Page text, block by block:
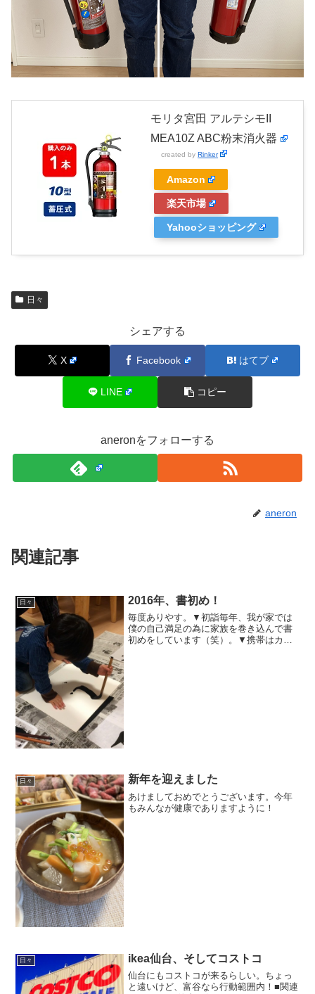
モリタ宮田 アルテシモII
MEA10Z ABC粉末消火器
created by Rinker
Amazon
楽天市場
Yahooショッピング
日々
シェアする
X Facebook はてブ
LINE コピー
aneronをフォローする
aneron
関連記事
日々 2016年、書初め！
毎度ありやす。▼初詣毎年、我が家では
僕の自己満足の為に家族を巻き込んで書
初めをしています（笑）。▼携帯はカン
日々 新年を迎えました
あけましておめでとうございます。今年
もみんなが健康でありますように！
日々 ikea仙台、そしてコストコ
仙台にもコストコが来るらしい。ちょっ
と遠いけど、富谷なら行動範囲内！■関連